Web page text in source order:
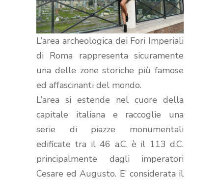
L’area archeologica dei Fori Imperiali
di Roma rappresenta sicuramente
una delle zone storiche più famose
ed affascinanti del mondo.
L’area si estende nel cuore della
capitale italiana e raccoglie una
serie di piazze monumentali
edificate tra il 46 a.C. è il 113 d.C.
principalmente dagli imperatori
Cesare ed Augusto. E’ considerata il